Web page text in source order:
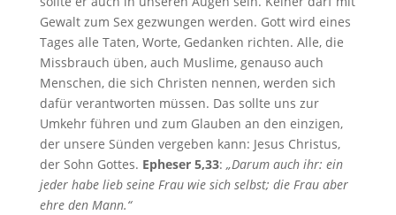
Gewalt zum Sex gezwungen werden. Gott wird eines
Tages alle Taten, Worte, Gedanken richten. Alle, die
Missbrauch üben, auch Muslime, genauso auch
Menschen, die sich Christen nennen, werden sich
dafür verantworten müssen. Das sollte uns zur
Umkehr führen und zum Glauben an den einzigen,
der unsere Sünden vergeben kann: Jesus Christus,
der Sohn Gottes. Epheser 5,33: „Darum auch ihr: ein
jeder habe lieb seine Frau wie sich selbst; die Frau aber
ehre den Mann.“